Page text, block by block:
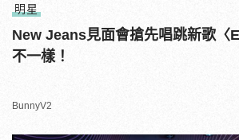
明星
New Jeans見面會搶先唱跳新歌〈
不一樣！
BunnyV2